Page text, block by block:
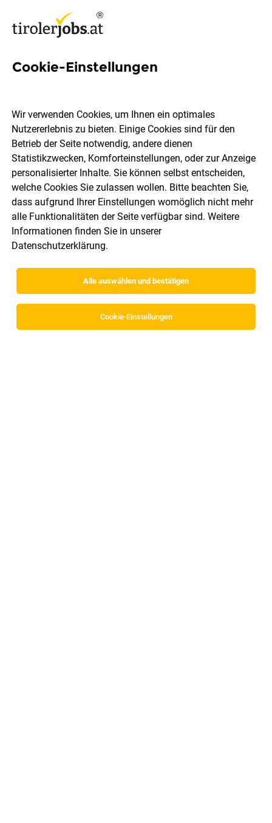
Verkaufsinnendienst im
(Vollzeit/Teilzeit)
Franz Tollinger 1. Tiroler Butter und Käsehaus
Innsbruck GmbH & CoKG
Innsbruck Teilzeit 05.08.2026
Cookie-Einstellungen
Wir verwenden Cookies, um Ihnen ein optimales
Nutzererlebnis zu bieten. Einige Cookies sind für den
Betrieb der Seite notwendig, andere dienen
Statistikzwecken, Komforteinstellungen, oder zur Anzeige
personalisierter Inhalte. Sie können selbst entscheiden,
welche Cookies Sie zulassen wollen. Bitte beachten Sie,
dass aufgrund Ihrer Einstellungen womöglich nicht mehr
alle Funktionalitäten der Seite verfügbar sind. Weitere
Informationen finden Sie in unserer
Datenschutzerklärung.
Alle auswählen und bestätigen
Cookie-Einstellungen